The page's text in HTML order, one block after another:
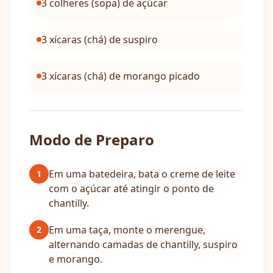
3 colheres (sopa) de açúcar
3 xícaras (chá) de suspiro
3 xícaras (chá) de morango picado
Modo de Preparo
1
Em uma batedeira, bata o creme de leite
com o açúcar até atingir o ponto de
chantilly.
2
Em uma taça, monte o merengue,
alternando camadas de chantilly, suspiro
e morango.